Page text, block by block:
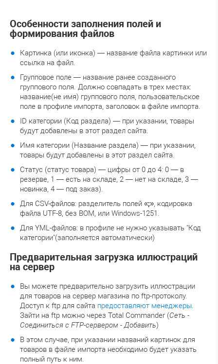
Особенности заполнения полей и
формирования файлов
Картинка (или иконка) — название файла картинки или
ссылка на файл.
Групповое поле — название ранее созданного
группового поля. Должно совпадать в трех местах:
название(не имя) группового поля, пользовательское
поле в профиле импорта, заголовок в файле импорта.
ID категории (Код раздела) — при указании, товары
будут добавлены в этот раздел сайта.
Имя категории (Название раздела) — при указании,
товары будут добавлены в этот раздел сайта.
Статус (статус товара) — цифры от 0 до 4: 0 — в
резерве, 1 — есть на складе, 2 — нет на складе, 3 —
новинка, 4 — под заказ).
Для CSV-файлов: разделитель полей «;», кодировка
файла UTF-8, без BOM, или Windows-1251.
Для YML-файлов: в профиле не нужно указывать "Код
категории"(заполняется автоматически)
Предварительная загрузка иллюстраций
на сервер
Вы можете предварительно загрузить иллюстрации
для товаров на сервер магазина по ftp-протоколу.
Доступ к ftp для сайта предоставляют менеджеры.
Зайти на ftp можно через Total Commander (Сеть -
Соединиться с FTP-сервером - Добавить)
В этом случае, при указании названий картинок для
товаров в файле импорта необходимо будет указать
полный путь к ним.